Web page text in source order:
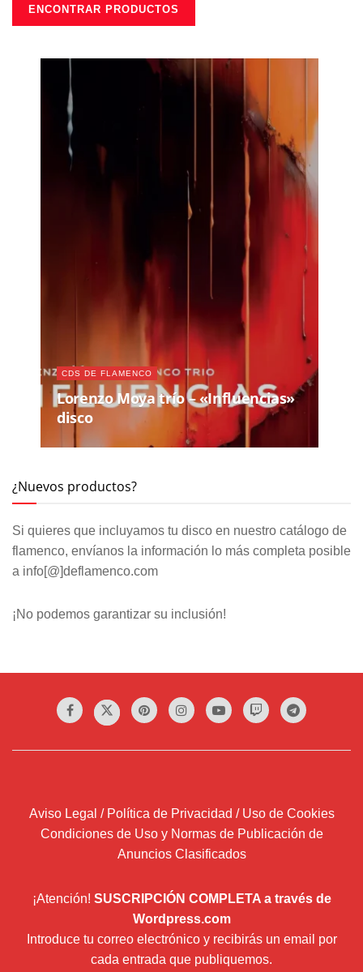
CDS DE FLAMENCO
Lorenzo Moya trío – «Influencias»
disco
¿Nuevos productos?
Si quieres que incluyamos tu disco en nuestro catálogo de
flamenco, envíanos la información lo más completa posible
a info[@]deflamenco.com
¡No podemos garantizar su inclusión!
Aviso Legal / Política de Privacidad / Uso de Cookies
Condiciones de Uso y Normas de Publicación de
Anuncios Clasificados
¡Atención! SUSCRIPCIÓN COMPLETA a través de
Wordpress.com
Introduce tu correo electrónico y recibirás un email por
cada entrada que publiquemos.